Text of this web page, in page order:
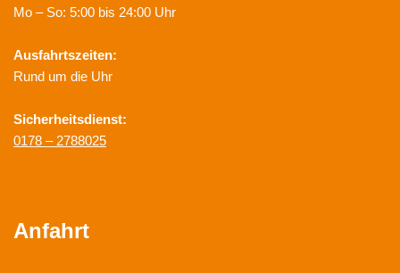
Mo – So: 5:00 bis 24:00 Uhr
Ausfahrtszeiten:
Rund um die Uhr
Sicherheitsdienst:
0178 – 2788025
Anfahrt